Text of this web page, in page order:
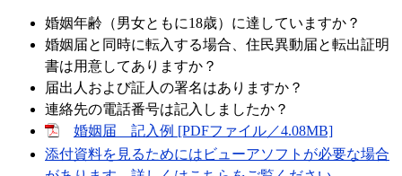
婚姻年齢（男女ともに18歳）に達していますか？
婚姻届と同時に転入する場合、住民異動届と転出証明
書は用意してありますか？
届出人および証人の署名はありますか？
連絡先の電話番号は記入しましたか？
婚姻届 記入例 [PDFファイル／4.08MB]
添付資料を見るためにはビューアソフトが必要な場合